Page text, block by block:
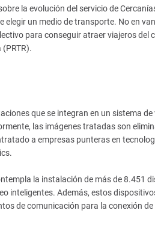
la evolución del servicio de
elegir un medio de transporte. No en
para conseguir atraer viajeros del
que se integran en un sistema
las imágenes tratadas son
a empresas punteras en
la instalación de más de 8.451
inteligentes. Además, estos
de comunicación para la conexión